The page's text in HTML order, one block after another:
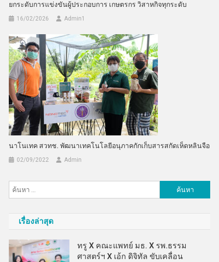
ยกระดับการแข่งขันผู้ประกอบการ เกษตรกร วิสาหกิจทุกระดับ
16/02/2026 Admin​1
นาโนเทค สวทช. พัฒนาเทคโนโลยีอนุภาคกักเก็บสารสกัดเห็ดหลินจือ
02/09/2022 Admin
สำหรับ:
เรื่องล่าสุด
ทรู X คณะแพทย์ มธ. X รพ.ธรรม
ศาสตร์ฯ X เอ้ก ดิจิทัล ขับเคลื่อน